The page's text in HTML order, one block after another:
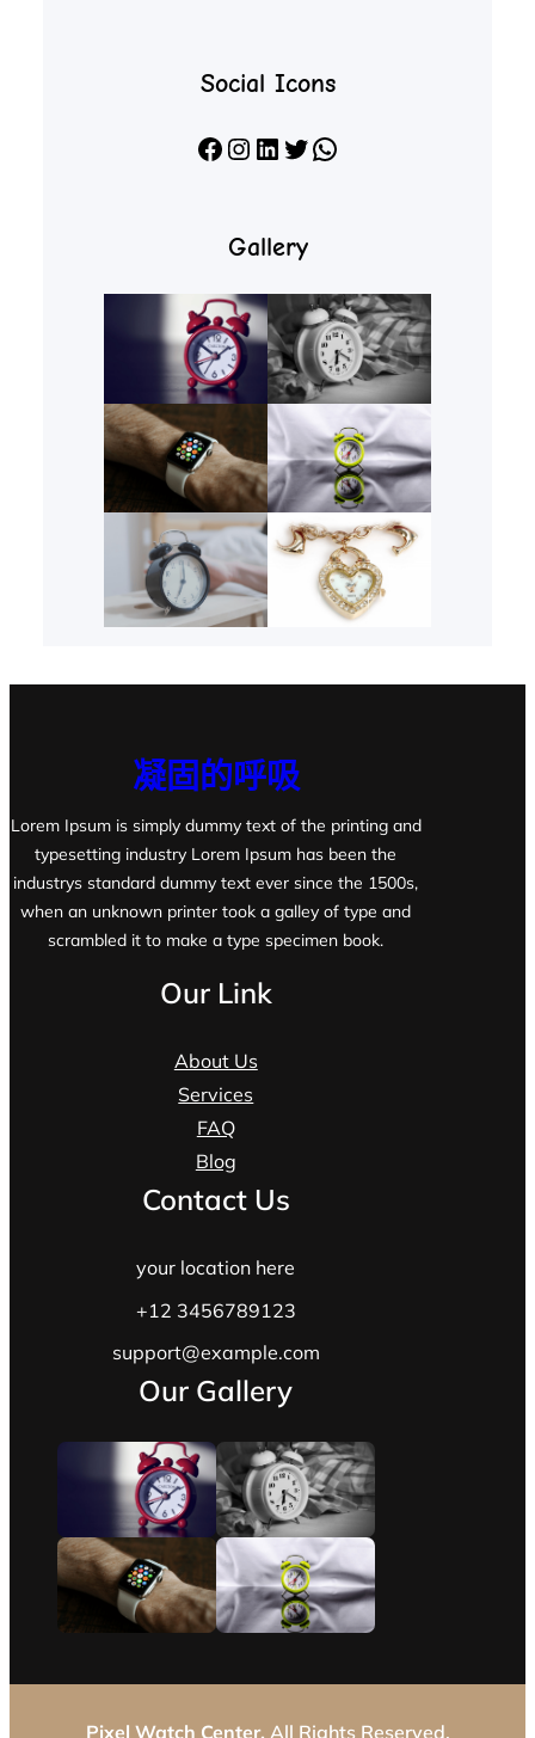
Social Icons
Facebook Instagram LinkedIn X WhatsApp
Gallery
凝固的呼吸
Lorem Ipsum is simply dummy text of the printing and
typesetting industry Lorem Ipsum has been the
industrys standard dummy text ever since the 1500s,
when an unknown printer took a galley of type and
scrambled it to make a type specimen book.
Our Link
About Us
Services
FAQ
Blog
Contact Us
your location here
+12 3456789123
support@example.com
Our Gallery
Pixel Watch Center. All Rights Reserved.